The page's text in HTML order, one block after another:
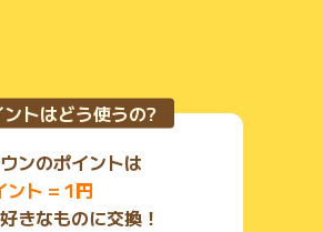
トはどう使うの?
ンのポイントは
ント = 1円
きなものに交換！